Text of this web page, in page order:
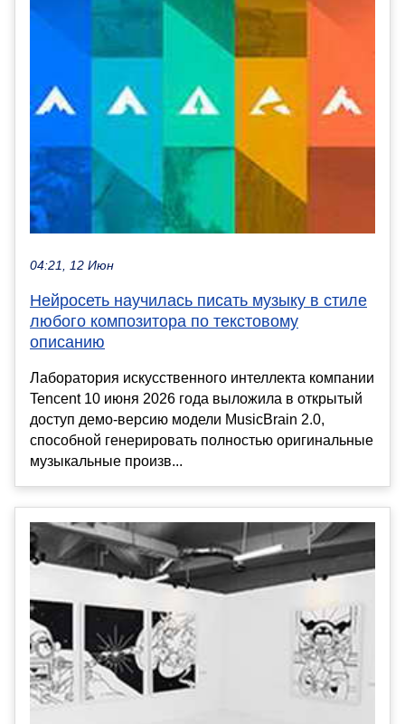
04:21, 12 Июн
Нейросеть научилась писать музыку в стиле
любого композитора по текстовому
описанию
Лаборатория искусственного интеллекта компании
Tencent 10 июня 2026 года выложила в открытый
доступ демо-версию модели MusicBrain 2.0,
способной генерировать полностью оригинальные
музыкальные произв...